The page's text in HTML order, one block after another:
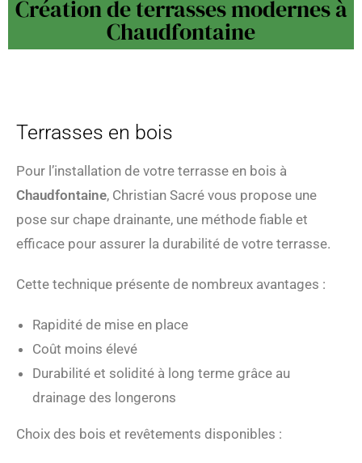
Création de terrasses modernes à
Chaudfontaine
Terrasses en bois
Pour l’installation de votre terrasse en bois à
Chaudfontaine, Christian Sacré vous propose une
pose sur chape drainante, une méthode fiable et
efficace pour assurer la durabilité de votre terrasse.
Cette technique présente de nombreux avantages :
Rapidité de mise en place
Coût moins élevé
Durabilité et solidité à long terme grâce au
drainage des longerons
Choix des bois et revêtements disponibles :